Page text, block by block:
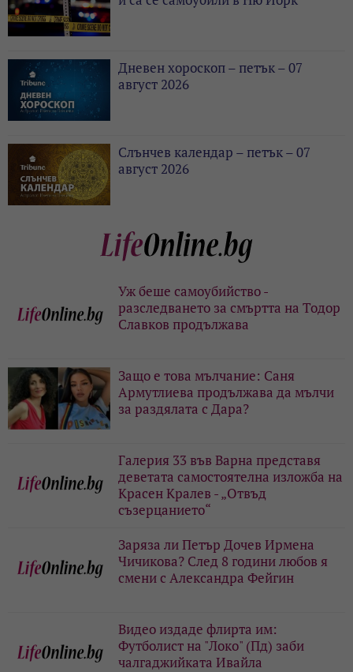
Дневен хороскоп – петък – 07
август 2026
Слънчев календар – петък – 07
август 2026
Уж беше самоубийство -
разследването за смъртта на Тодор
Славков продължава
Защо е това мълчание: Саня
Армутлиева продължава да мълчи
за раздялата с Дара?
Галерия 33 във Варна представя
деветата самостоятелна изложба на
Красен Кралев - „Отвъд
съзерцанието“
Заряза ли Петър Дочев Ирмена
Чичикова? След 8 години любов я
смени с Александра Фейгин
Видео издаде флирта им:
Футболист на "Локо" (Пд) заби
чалгаджийката Ивайла